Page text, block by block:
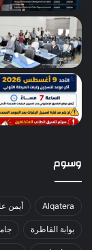
وسوم
Alqatera أيمن
بوابة القاطرة